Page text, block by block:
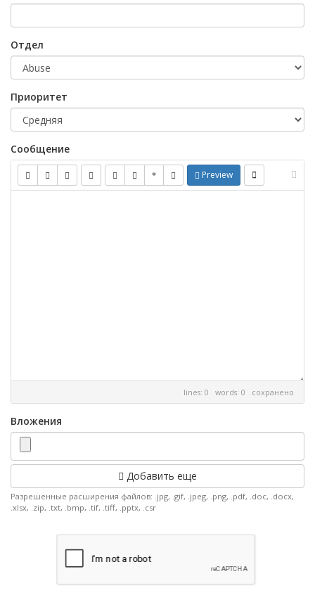
Отдел
Приоритет
Сообщение
Preview
lines: 0 words: 0 сохранено
Вложения
Добавить еще
Разрешенные расширения файлов: .jpg, .gif, .jpeg, .png, .pdf, .doc, .docx,
.xlsx, .zip, .txt, .bmp, .tif, .tiff, .pptx, .csr